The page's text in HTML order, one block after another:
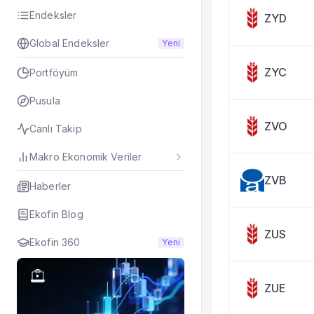
Endeksler
Global Endeksler Yeni
Portföyüm
Pusula
Canlı Takip
Makro Ekonomik Veriler
Haberler
Ekofin Blog
Ekofin 360 Yeni
Taşınan Fonlar
Fiyat Endeks
ZYD
ZYC
ZVO
ZVB
ZUS
ZUE